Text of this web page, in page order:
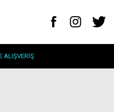
ALIŞVERIŞ